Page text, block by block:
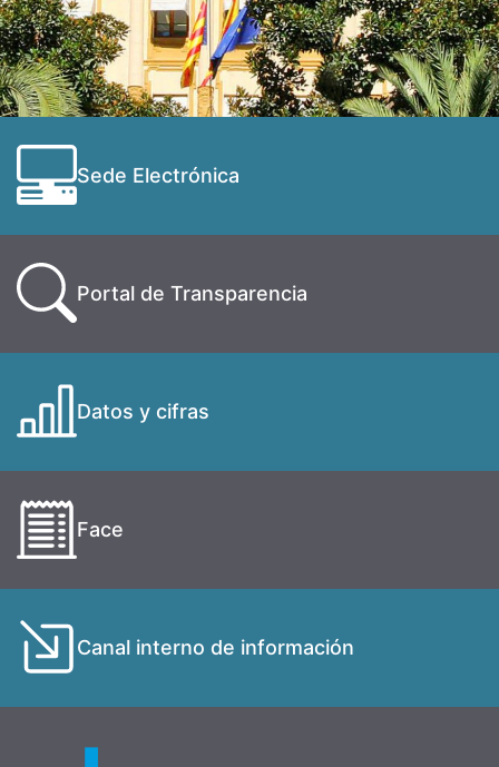
Sede Electrónica
Portal de Transparencia
Datos y cifras
Face
Canal interno de información